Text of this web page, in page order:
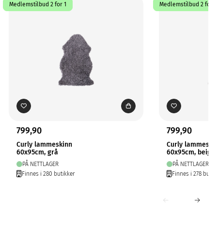
Medlemstilbud 2 for 1
799,90
Curly lammeskinn
60x95cm, grå
PÅ NETTLAGER
Finnes i 280 butikker
Medlemstilbud 2 for 1
799,90
Curly
60x95cm, beige
PÅ NETTLAGER
Finnes i 278